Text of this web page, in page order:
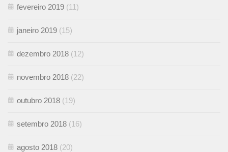
fevereiro 2019 (11)
janeiro 2019 (15)
dezembro 2018 (12)
novembro 2018 (22)
outubro 2018 (19)
setembro 2018 (16)
agosto 2018 (20)